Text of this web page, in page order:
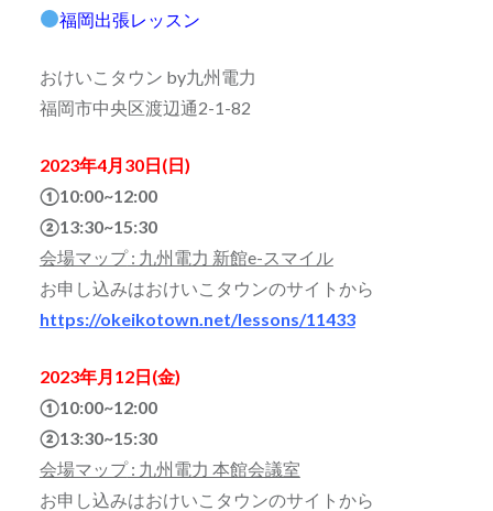
福岡出張レッスン
おけいこタウン by九州電力
福岡市中央区渡辺通2-1-82
2023年4月30日(日)
①10:00~12:00
②13:30~15:30
会場マップ: 九州電力 新館e-スマイル
お申し込みはおけいこタウンのサイトから
https://okeikotown.net/lessons/11433
2023年月12日(金)
①10:00~12:00
②13:30~15:30
会場マップ: 九州電力 本館会議室
お申し込みはおけいこタウンのサイトから